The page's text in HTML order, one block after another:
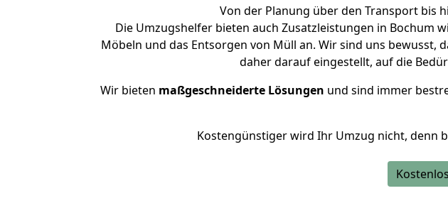
Von der Planung über den Transport bis
Die Umzugshelfer bieten auch Zusatzleistungen in Bochum
Möbeln und das Entsorgen von Müll an. Wir sind uns bewusst,
daher darauf eingestellt, auf die
Wir bieten maßgeschneiderte Lösungen und sind immer
Kostengünstiger wird Ihr Umzug nicht, denn